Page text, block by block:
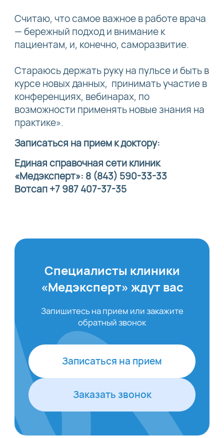
Считаю, что самое важное в работе врача
— бережный подход и внимание к
пациентам, и, конечно, саморазвитие.
Cтараюсь держать руку на пульсе и быть в
курсе новых данных, принимать участие в
конференциях, вебинарах, по
возможности применять новые знания на
практике».
Записаться на прием к доктору:
Единая справочная сети клиник
«Медэксперт»: 8 (843) 590-33-33
Вотсап +7 987 407-37-35
Специалисты клиники
«Медэксперт» ждут вас
Запишитесь на прием или закажите
обратный звонок
Записаться на прием
Заказать звонок